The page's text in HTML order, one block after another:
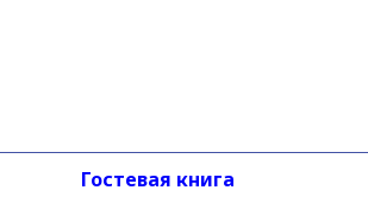
Гостевая книга